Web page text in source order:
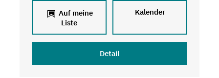
Auf meine
Liste
Kalender
Detail